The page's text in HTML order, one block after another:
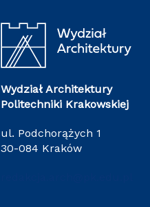
Wydział Architektury
Politechniki Krakowskiej
ul. Podchorążych 1
30-084 Kraków